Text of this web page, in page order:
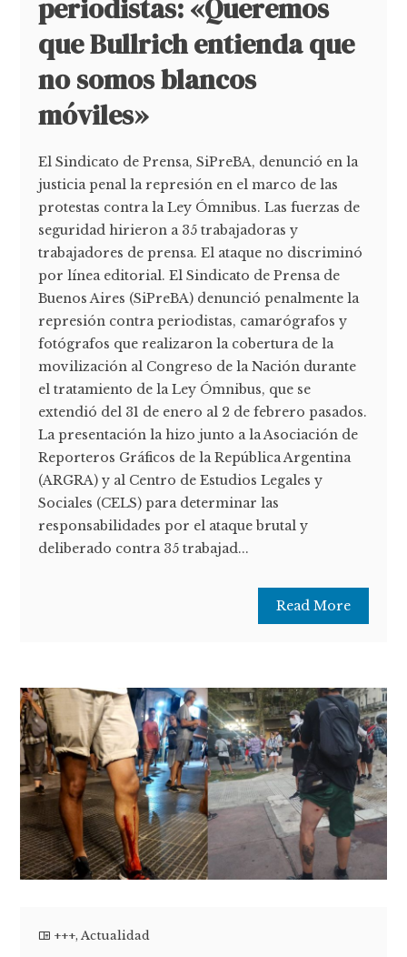
periodistas: «Queremos
que Bullrich entienda que
no somos blancos
móviles»
El Sindicato de Prensa, SiPreBA, denunció en la
justicia penal la represión en el marco de las
protestas contra la Ley Ómnibus. Las fuerzas de
seguridad hirieron a 35 trabajadoras y
trabajadores de prensa. El ataque no discriminó
por línea editorial. El Sindicato de Prensa de
Buenos Aires (SiPreBA) denunció penalmente la
represión contra periodistas, camarógrafos y
fotógrafos que realizaron la cobertura de la
movilización al Congreso de la Nación durante
el tratamiento de la Ley Ómnibus, que se
extendió del 31 de enero al 2 de febrero pasados.
La presentación la hizo junto a la Asociación de
Reporteros Gráficos de la República Argentina
(ARGRA) y al Centro de Estudios Legales y
Sociales (CELS) para determinar las
responsabilidades por el ataque brutal y
deliberado contra 35 trabajad...
Read More
+++,Actualidad